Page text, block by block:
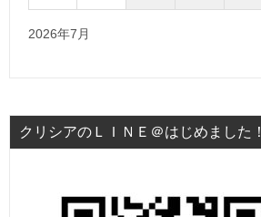
2026年7月
クリシアのＬＩＮＥ＠はじめました！